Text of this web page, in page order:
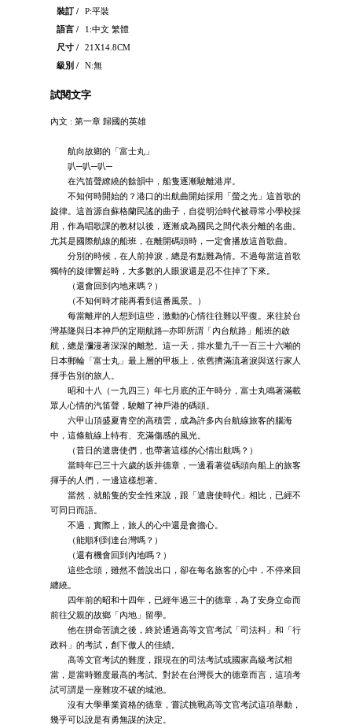
裝訂 /
P:平裝
語言 /
1:中文 繁體
尺寸 /
21X14.8CM
級別 /
N:無
試閱文字
內文 : 第一章 歸國的英雄
航向故鄉的「富士丸」
叭─叭─叭─
在汽笛聲繚繞的餘韻中，船隻逐漸駛離港岸。
不知何時開始的？港口的出航曲開始採用「螢之光」這首歌的
旋律。這首源自蘇格蘭民謠的曲子，自從明治時代被尋常小學校採
用，作為唱歌課的教材以後，逐漸成為國民之間代表分離的名曲。
尤其是國際航線的船班，在離開碼頭時，一定會播放這首歌曲。
分別的時候，在人前掉淚，總是有點難為情。不過每當這首歌
獨特的旋律響起時，大多數的人眼淚還是忍不住掉了下來。
（還會回到內地來嗎？）
（不知何時才能再看到這番風景。）
每當離岸的人想到這些，激動的心情往往難以平復。來往於台
灣基隆與日本神戶的定期航路─亦即所謂「內台航路」船班的啟
航，總是瀰漫著深深的離愁。這一天，排水量九千一百三十六噸的
日本郵輪「富士丸」最上層的甲板上，依舊擠滿流著淚與送行家人
揮手告別的旅人。
昭和十八（一九四三）年七月底的正午時分，富士丸鳴著滿載
眾人心情的汽笛聲，駛離了神戶港的碼頭。
六甲山頂盛夏青空的高積雲，成為許多內台航線旅客的腦海
中，這條航線上特有、充滿傷感的風光。
（昔日的遣唐使們，也帶著這樣的心情出航嗎？）
當時年已三十六歲的坂井德章，一邊看著從碼頭向船上的旅客
揮手的人們，一邊這樣想著。
當然，就船隻的安全性來說，跟「遣唐使時代」相比，已經不
可同日而語。
不過，實際上，旅人的心中還是會擔心。
（能順利到達台灣嗎？）
（還有機會回到內地嗎？）
這些念頭，雖然不曾說出口，卻在每名旅客的心中，不停來回
纏繞。
四年前的昭和十四年，已經年過三十的德章，為了安身立命而
前往父親的故鄉「內地」留學。
他在拼命苦讀之後，終於通過高等文官考試「司法科」和「行
政科」的考試，創下傲人的佳績。
高等文官考試的難度，跟現在的司法考試或國家高級考試相
當，是當時難度最高的考試。對於在台灣長大的德章而言，這項考
試可謂是一座難攻不破的城池。
沒有大學畢業資格的德章，嘗試挑戰高等文官考試這項舉動，
幾乎可以說是有勇無謀的決定。